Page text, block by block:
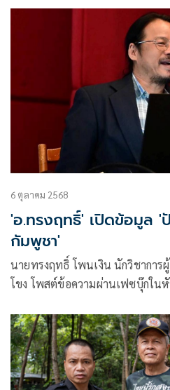
6 ตุลาคม 2568
'อ.ทรงฤทธิ์' เปิดข้อมูล '
กัมพูชา'
นายทรงฤทธิ์ โพนเงิน นักวิชาการ
โขง โพสต์ข้อความผ่านเฟซบุ๊กใน